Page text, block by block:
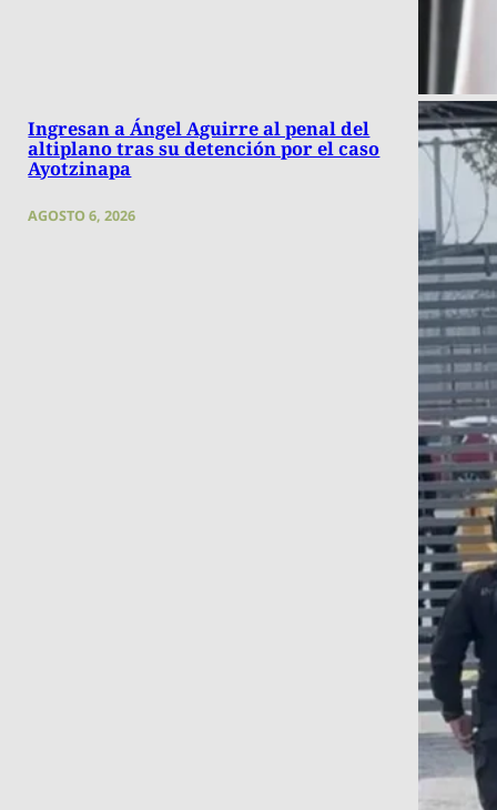
Ingresan a Ángel Aguirre al penal del
altiplano tras su detención por el caso
Ayotzinapa
AGOSTO 6, 2026